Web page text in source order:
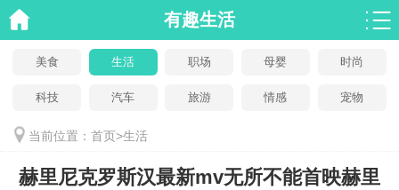
有趣生活
美食 生活 职场 母婴 时尚
科技 汽车 旅游 情感 宠物
当前位置： 首页>生活
赫里尼克罗斯汉最新mv无所不能首映赫里